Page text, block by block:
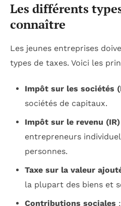
Les différents
connaître
Les jeunes entreprises
types de taxes. Voici les
Impôt sur les sociétés
sociétés de capitaux.
Impôt sur le revenu (IR)
entrepreneurs
personnes.
Taxe sur la valeur
la plupart des biens et
Contributions sociales